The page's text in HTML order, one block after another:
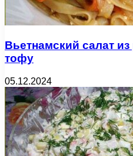
Вьетнамский салат
тофу
05.12.2024